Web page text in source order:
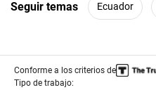
Seguir temas Ecuador
Conforme a los criterios de
Tipo de trabajo: